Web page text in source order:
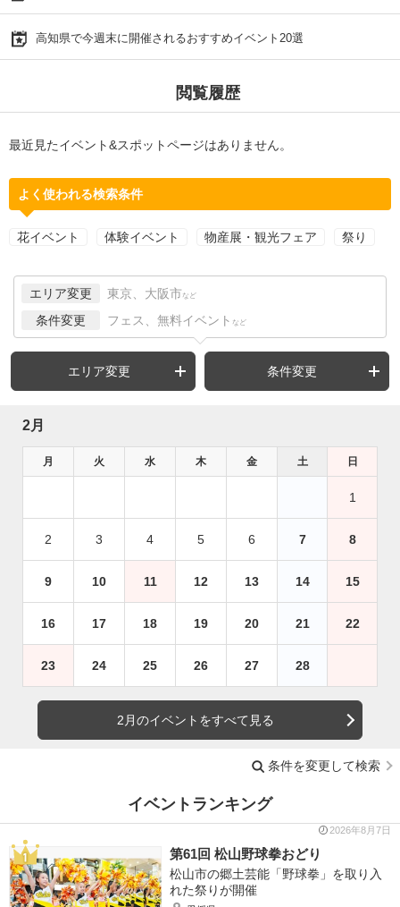
高知県で今週末に開催されるおすすめイベント20選
閲覧履歴
最近見たイベント&スポットページはありません。
よく使われる検索条件
花イベント 体験イベント 物産展・観光フェア 祭り
エリア変更 東京、大阪市 など
条件変更 フェス、無料イベント など
エリア変更 条件変更
2月
月 火 水 木 金 土 日
1
2 3 4 5 6 7 8
9 10 11 12 13 14 15
16 17 18 19 20 21 22
23 24 25 26 27 28
2月のイベントをすべて見る
条件を変更して検索
イベントランキング
2026年8月7日
第61回 松山野球拳おどり
松山市の郷土芸能「野球拳」を取り入
れた祭りが開催